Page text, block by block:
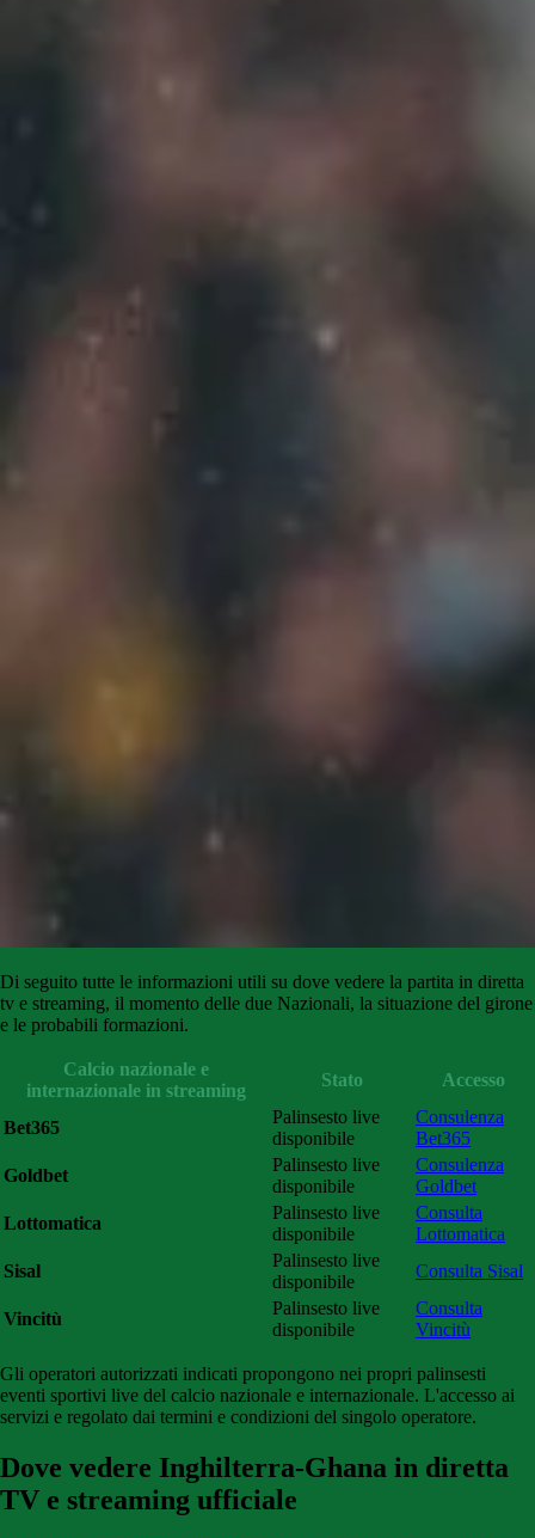
Di seguito tutte le informazioni utili su dove vedere la partita in diretta
tv e streaming, il momento delle due Nazionali, la situazione del girone
e le probabili formazioni.
Calcio nazionale e
internazionale in streaming
Stato Accesso
Bet365
Palinsesto live
disponibile
Consulenza
Bet365
Goldbet
Palinsesto live
disponibile
Consulenza
Goldbet
Lottomatica
Palinsesto live
disponibile
Consulta
Lottomatica
Sisal
Palinsesto live
disponibile
Consulta Sisal
Vincitù
Palinsesto live
disponibile
Consulta
Vincitù
Gli operatori autorizzati indicati propongono nei propri palinsesti
eventi sportivi live del calcio nazionale e internazionale. L'accesso ai
servizi e regolato dai termini e condizioni del singolo operatore.
Dove vedere Inghilterra-Ghana in diretta
TV e streaming ufficiale